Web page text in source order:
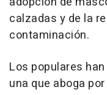
calzadas y de la
contaminación.
Los populares
una que aboga